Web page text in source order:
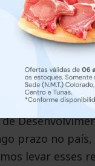
e
o
em linhas e
saldo
em todas as
prazo no
levar esses